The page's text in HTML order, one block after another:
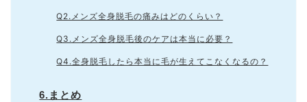
Q2.メンズ全身脱毛の痛みはどのくらい？
Q3.メンズ全身脱毛後のケアは本当に必要？
Q4.全身脱毛したら本当に毛が生えてこなくなるの？
6.まとめ